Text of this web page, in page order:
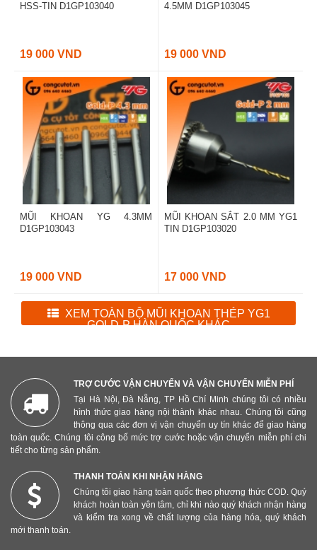
HSS-TIN D1GP103040
19 000 VND
4.5MM D1GP103045
19 000 VND
MŨI KHOAN YG 4.3MM
D1GP103043
19 000 VND
MŨI KHOAN SẮT 2.0 MM YG1
TIN D1GP103020
17 000 VND
XEM TOÀN BỘ MŨI KHOAN THÉP YG1
GOLD-P HÀN QUỐC KHÁC
TRỢ CƯỚC VẬN CHUYỂN VÀ VẬN CHUYỂN MIỄN PHÍ
Tại Hà Nội, Đà Nẵng, TP Hồ Chí Minh chúng tôi có nhiều
hình thức giao hàng nội thành khác nhau. Chúng tôi cũng
thông qua các đơn vị vận chuyển uy tín khác để giao hàng
toàn quốc. Chúng tôi công bố mức trợ cước hoặc vận chuyển miễn phí chi
tiết cho từng sản phẩm.
THANH TOÁN KHI NHẬN HÀNG
Chúng tôi giao hàng toàn quốc theo phương thức COD. Quý
khách hoàn toàn yên tâm, chỉ khi nào quý khách nhận hàng
và kiểm tra xong về chất lượng của hàng hóa, quý khách
mới thanh toán.